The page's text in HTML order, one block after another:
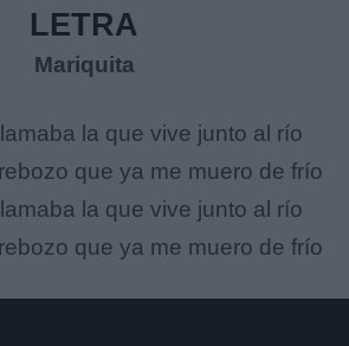
LETRA
Mariquita
la que vive junto al río
que ya me muero de frío
la que vive junto al río
que ya me muero de frío